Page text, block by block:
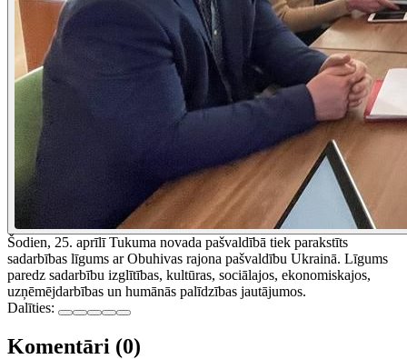
Šodien, 25. aprīlī Tukuma novada pašvaldībā tiek parakstīts
sadarbības līgums ar Obuhivas rajona pašvaldību Ukrainā. Līgums
paredz sadarbību izglītības, kultūras, sociālajos, ekonomiskajos,
uzņēmējdarbības un humānās palīdzības jautājumos.
Dalīties:
Komentāri (0)